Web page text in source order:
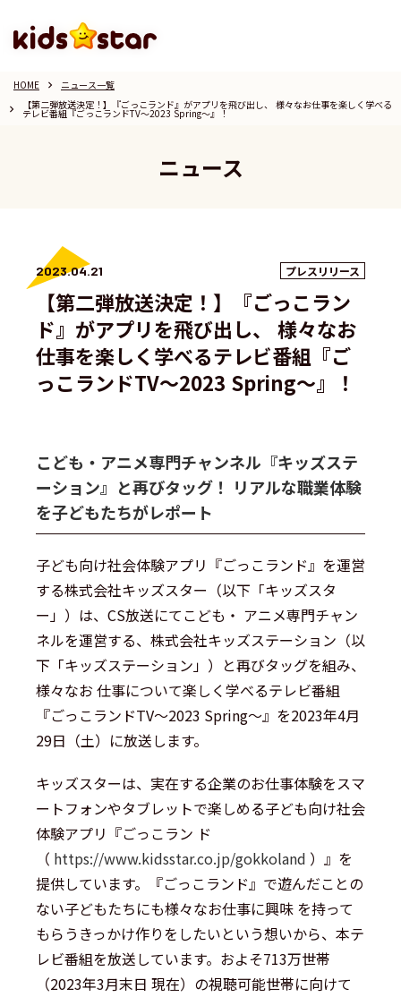
HOME keyboard_arrow_right ニュース一覧
keyboard_arrow_right 【第二弾放送決定！】『ごっこランド』がアプリを飛び出し、 様々なお仕事を楽しく学べる
テレビ番組『ごっこランドTV〜2023 Spring〜』！
ニュース
2023.04.21 プレスリリース
【第二弾放送決定！】『ごっこラン
ド』がアプリを飛び出し、 様々なお
仕事を楽しく学べるテレビ番組『ご
っこランドTV〜2023 Spring〜』！
こども・アニメ専門チャンネル『キッズステ
ーション』と再びタッグ！ リアルな職業体験
を子どもたちがレポート
子ども向け社会体験アプリ『ごっこランド』を運営
する株式会社キッズスター（以下「キッズスタ
ー」）は、CS放送にてこども・ アニメ専門チャン
ネルを運営する、株式会社キッズステーション（以
下「キッズステーション」）と再びタッグを組み、
様々なお 仕事について楽しく学べるテレビ番組
『ごっこランドTV～2023 Spring～』を2023年4月
29日（土）に放送します。
キッズスターは、実在する企業のお仕事体験をスマ
ートフォンやタブレットで楽しめる子ども向け社会
体験アプリ『ごっこラン ド
（ https://www.kidsstar.co.jp/gokkoland ）』を
提供しています。『ごっこランド』で遊んだことの
ない子どもたちにも様々なお仕事に興味 を持って
もらうきっかけ作りをしたいという想いから、本テ
レビ番組を放送しています。およそ713万世帯
（2023年3月末日 現在）の視聴可能世帯に向けて